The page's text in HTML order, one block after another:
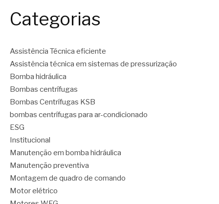
Categorias
Assistência Técnica eficiente
Assistência técnica em sistemas de pressurização
Bomba hidráulica
Bombas centrífugas
Bombas Centrífugas KSB
bombas centrífugas para ar-condicionado
ESG
Institucional
Manutenção em bomba hidráulica
Manutenção preventiva
Montagem de quadro de comando
Motor elétrico